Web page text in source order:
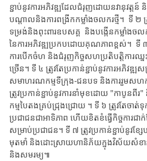
ខ្ជាប់នូវការអភិវឌ្ឍដែលជំរុញដោយនវានុវត្តន៍
បណ្តាលនិងការពង្រីកកម្លាំងចលករថ្មី។ ទី ២ ត្រូ
ទម្រង់និងពុះពារឧបសគ្គ និងបង្កើនកម្លាំងចល
នៃការអភិវឌ្ឍប្រកបដោយគុណភាពខ្ពស់។ ទី ៣
ការបើកចំហ និងជំរុញកិច្ចសហប្រតិបត្តិការឈ្
ច្រើន។ ទី ៤ ត្រូវតែប្រកាន់ខ្ជាប់នូវការអភិវ
សមាហរណកម្មទីក្រុង-ជនបទ និងការរួមសហក
ត្រូវប្រកាន់ខ្ជាប់នូវការនាំមុខដោយ "កាបូនពីរ"
កម្មបៃតងគ្រប់ជ្រុងជ្រោយ ។ ទី ៦ ត្រូវ​តែចា
ប្រជាជនជាអាទិភាព ហើយ​ខិតខំ​ធ្វើ​កិច្ចការ​ជា
សម្រាប់​ប្រជាជន។ ទី ៧ ​ត្រូវប្រកាន់ខ្ជាប់នូវខ្ស
មុតមាំ និងដោះស្រាយហានិភ័យក្នុងវិស័យសំខ
និងសមរម្យ៕